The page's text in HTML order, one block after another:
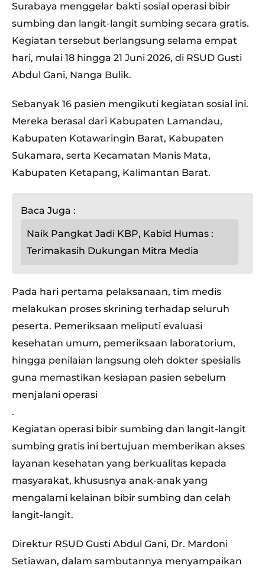
Surabaya menggelar bakti sosial operasi bibir
sumbing dan langit-langit sumbing secara gratis.
Kegiatan tersebut berlangsung selama empat
hari, mulai 18 hingga 21 Juni 2026, di RSUD Gusti
Abdul Gani, Nanga Bulik.
Sebanyak 16 pasien mengikuti kegiatan sosial ini.
Mereka berasal dari Kabupaten Lamandau,
Kabupaten Kotawaringin Barat, Kabupaten
Sukamara, serta Kecamatan Manis Mata,
Kabupaten Ketapang, Kalimantan Barat.
Baca Juga :
Naik Pangkat Jadi KBP, Kabid Humas :
Terimakasih Dukungan Mitra Media
Pada hari pertama pelaksanaan, tim medis
melakukan proses skrining terhadap seluruh
peserta. Pemeriksaan meliputi evaluasi
kesehatan umum, pemeriksaan laboratorium,
hingga penilaian langsung oleh dokter spesialis
guna memastikan kesiapan pasien sebelum
menjalani operasi
.
Kegiatan operasi bibir sumbing dan langit-langit
sumbing gratis ini bertujuan memberikan akses
layanan kesehatan yang berkualitas kepada
masyarakat, khususnya anak-anak yang
mengalami kelainan bibir sumbing dan celah
langit-langit.
Direktur RSUD Gusti Abdul Gani, Dr. Mardoni
Setiawan, dalam sambutannya menyampaikan